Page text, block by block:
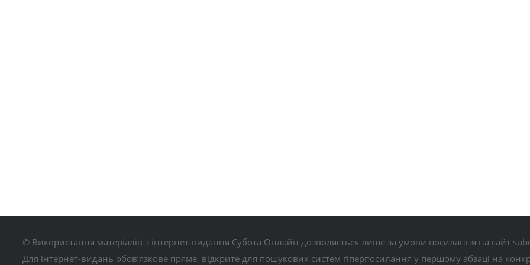
© Використання матеріалів з інтернет-видання Субота Онлайн дозволяється лише за умови посилання на сайт
Для інтернет-видань обов’язкове пряме, відкрите для пошукових систем гіперпосилання у першому абзаці на